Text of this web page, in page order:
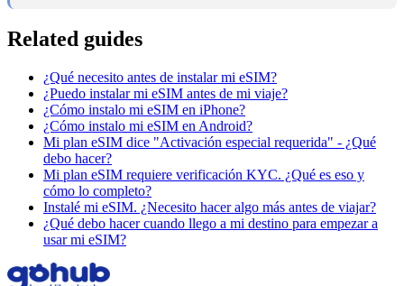
Related guides
¿Qué necesito antes de instalar mi eSIM?
¿Puedo instalar mi eSIM antes de mi viaje?
¿Cómo instalo mi eSIM en iPhone?
¿Cómo instalo mi eSIM en Android?
Mi plan eSIM dice "Activación especial requerida" - ¿Qué
debo hacer?
Mi plan eSIM requiere verificación KYC. ¿Qué es eso y
cómo lo completo?
Instalé mi eSIM. ¿Necesito hacer algo más antes de viajar?
¿Qué debo hacer cuando llego a mi destino para empezar a
usar mi eSIM?